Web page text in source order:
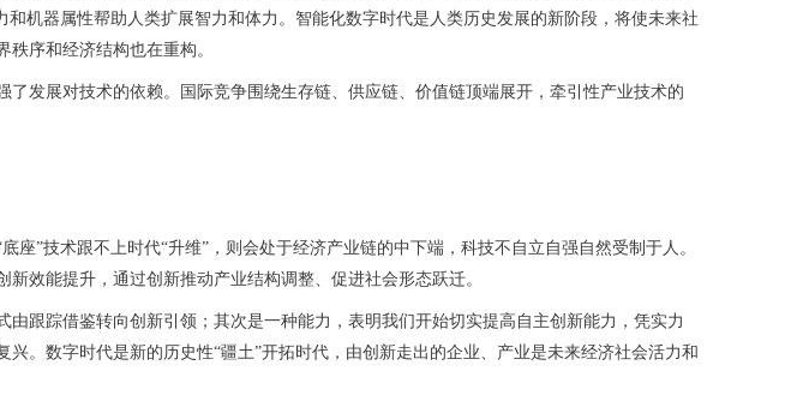
机器属性帮助人类扩展智力和体力。智能化数字时代是人类历史发展的新阶段，将使未来社
序和经济结构也在重构。
展对技术的依赖。国际竞争围绕生存链、供应链、价值链顶端展开，牵引性产业技术的
技术跟不上时代“升维”，则会处于经济产业链的中下端，科技不自立自强自然受制于人。
效能提升，通过创新推动产业结构调整、促进社会形态跃迁。
踪借鉴转向创新引领；其次是一种能力，表明我们开始切实提高自主创新能力，凭实力
。数字时代是新的历史性“疆土”开拓时代，由创新走出的企业、产业是未来经济社会活力和